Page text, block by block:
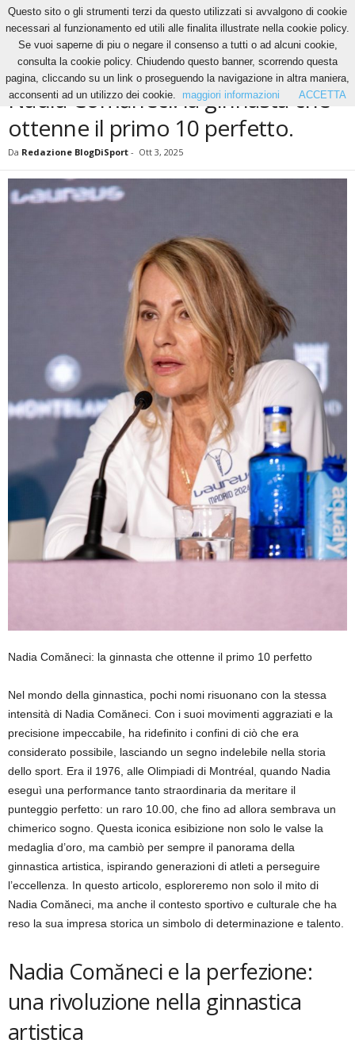
News Nadia Comăneci: la ginnasta che ottenne il primo 10 perfetto.
NEWS
Nadia Comăneci: la ginnasta che
ottenne il primo 10 perfetto.
Da Redazione BlogDiSport - Ott 3, 2025
Nadia Comăneci: la ginnasta che ottenne il primo 10 perfetto
Nel mondo della ginnastica, pochi nomi risuonano con la stessa
intensità di Nadia Comăneci. Con i suoi movimenti aggraziati e la
precisione impeccabile, ha ridefinito i confini di ciò che era
considerato possibile, lasciando un segno indelebile nella storia
dello sport. Era il 1976, alle Olimpiadi di Montréal, quando Nadia
eseguì una performance tanto straordinaria da meritare il
punteggio perfetto: un raro 10.00, che fino ad allora sembrava un
chimerico sogno. Questa iconica esibizione non solo le valse la
medaglia d’oro, ma cambiò per sempre il panorama della
ginnastica artistica, ispirando generazioni di atleti a perseguire
l’eccellenza. In questo articolo, esploreremo non solo il mito di
Nadia Comăneci, ma anche il contesto sportivo e culturale che ha
reso la sua impresa storica un simbolo di determinazione e talento.
Nadia Comăneci e la perfezione:
una rivoluzione nella ginnastica
artistica
Questo sito o gli strumenti terzi da questo utilizzati si avvalgono di cookie
necessari al funzionamento ed utili alle finalita illustrate nella cookie policy.
Se vuoi saperne di piu o negare il consenso a tutti o ad alcuni cookie,
consulta la cookie policy. Chiudendo questo banner, scorrendo questa
pagina, cliccando su un link o proseguendo la navigazione in altra maniera,
acconsenti ad un utilizzo dei cookie.
maggiori informazioni ACCETTA